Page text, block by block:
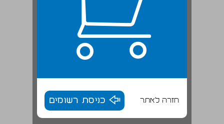
חזרה לאתר כניסת רשומים